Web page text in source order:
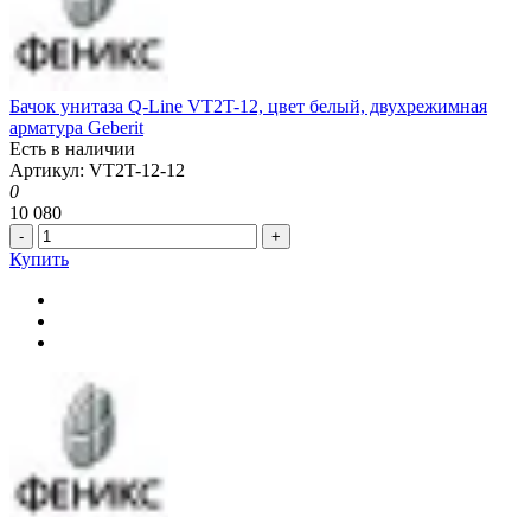
Бачок унитаза Q-Line VT2T-12, цвет белый, двухрежимная
арматура Geberit
Есть в наличии
Артикул: VT2T-12-12
0
10 080
- +
Купить